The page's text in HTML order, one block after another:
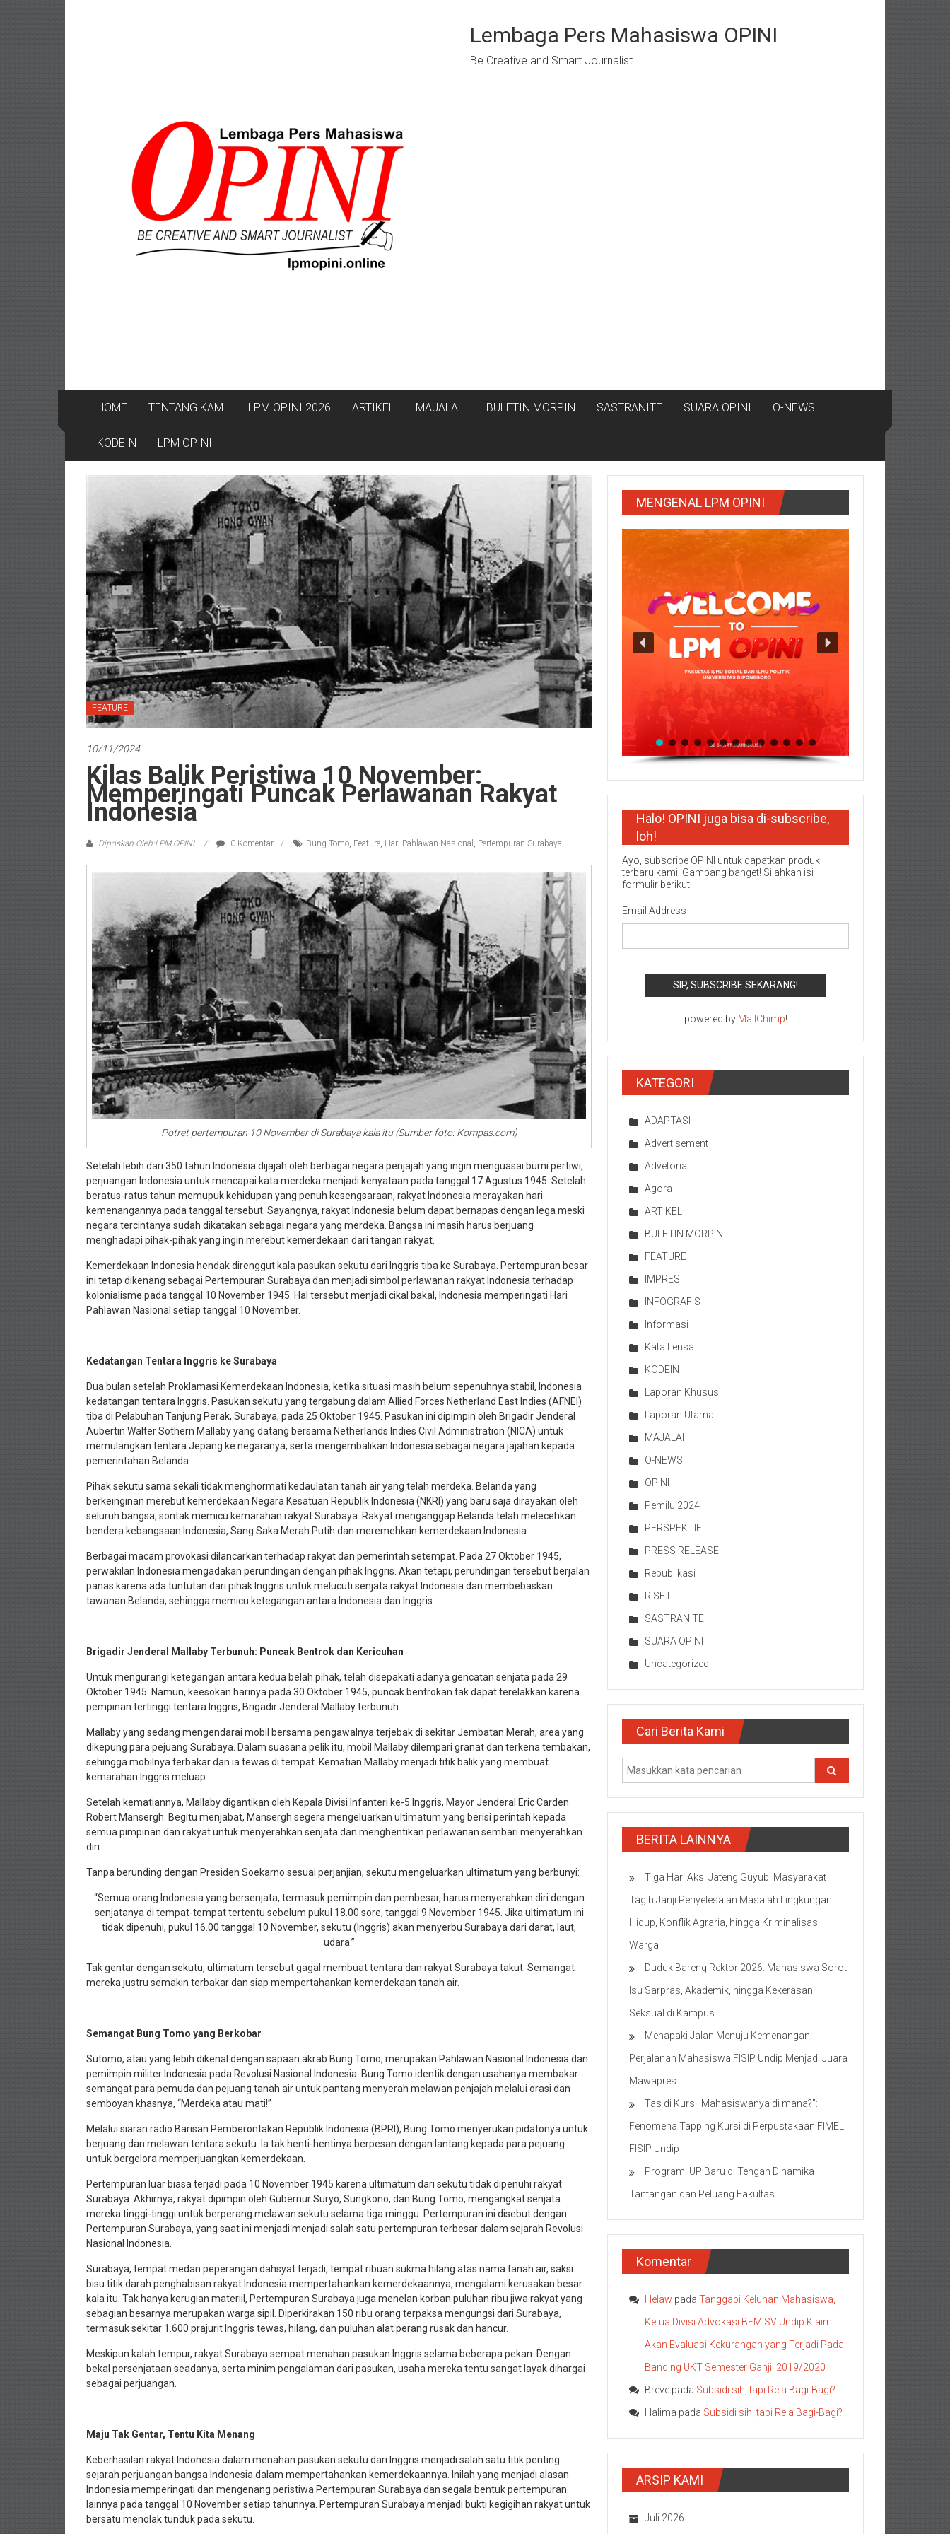
Lembaga Pers Mahasiswa OPINI
Be Creative and Smart Journalist
HOME TENTANG KAMI LPM OPINI 2026 ARTIKEL MAJALAH BULETIN MORPIN SASTRANITE SUARA OPINI O-NEWS
KODEIN LPM OPINI
FEATURE
10/11/2024
Kilas Balik Peristiwa 10 November:
Memperingati Puncak Perlawanan Rakyat
Indonesia
Diposkan Oleh:LPM OPINI 0 Komentar Bung Tomo, Feature, Hari Pahlawan Nasional , Pertempuran Surabaya
Potret pertempuran 10 November di Surabaya kala itu (Sumber foto: Kompas.com)
Setelah lebih dari 350 tahun Indonesia dijajah oleh berbagai negara penjajah yang ingin menguasai bumi pertiwi,
perjuangan Indonesia untuk mencapai kata merdeka menjadi kenyataan pada tanggal 17 Agustus 1945. Setelah
beratus-ratus tahun memupuk kehidupan yang penuh kesengsaraan, rakyat Indonesia merayakan hari
kemenangannya pada tanggal tersebut. Sayangnya, rakyat Indonesia belum dapat bernapas dengan lega meski
negara tercintanya sudah dikatakan sebagai negara yang merdeka. Bangsa ini masih harus berjuang
menghadapi pihak-pihak yang ingin merebut kemerdekaan dari tangan rakyat.
Kemerdekaan Indonesia hendak direnggut kala pasukan sekutu dari Inggris tiba ke Surabaya. Pertempuran besar
ini tetap dikenang sebagai Pertempuran Surabaya dan menjadi simbol perlawanan rakyat Indonesia terhadap
kolonialisme pada tanggal 10 November 1945. Hal tersebut menjadi cikal bakal, Indonesia memperingati Hari
Pahlawan Nasional setiap tanggal 10 November.
Kedatangan Tentara Inggris ke Surabaya
Dua bulan setelah Proklamasi Kemerdekaan Indonesia, ketika situasi masih belum sepenuhnya stabil, Indonesia
kedatangan tentara Inggris. Pasukan sekutu yang tergabung dalam Allied Forces Netherland East Indies (AFNEI)
tiba di Pelabuhan Tanjung Perak, Surabaya, pada 25 Oktober 1945. Pasukan ini dipimpin oleh Brigadir Jenderal
Aubertin Walter Sothern Mallaby yang datang bersama Netherlands Indies Civil Administration (NICA) untuk
memulangkan tentara Jepang ke negaranya, serta mengembalikan Indonesia sebagai negara jajahan kepada
pemerintahan Belanda.
Pihak sekutu sama sekali tidak menghormati kedaulatan tanah air yang telah merdeka. Belanda yang
berkeinginan merebut kemerdekaan Negara Kesatuan Republik Indonesia (NKRI) yang baru saja dirayakan oleh
seluruh bangsa, sontak memicu kemarahan rakyat Surabaya. Rakyat menganggap Belanda telah melecehkan
bendera kebangsaan Indonesia, Sang Saka Merah Putih dan meremehkan kemerdekaan Indonesia.
Berbagai macam provokasi dilancarkan terhadap rakyat dan pemerintah setempat. Pada 27 Oktober 1945,
perwakilan Indonesia mengadakan perundingan dengan pihak Inggris. Akan tetapi, perundingan tersebut berjalan
panas karena ada tuntutan dari pihak Inggris untuk melucuti senjata rakyat Indonesia dan membebaskan
tawanan Belanda, sehingga memicu ketegangan antara Indonesia dan Inggris.
Brigadir Jenderal Mallaby Terbunuh: Puncak Bentrok dan Kericuhan
Untuk mengurangi ketegangan antara kedua belah pihak, telah disepakati adanya gencatan senjata pada 29
Oktober 1945. Namun, keesokan harinya pada 30 Oktober 1945, puncak bentrokan tak dapat terelakkan karena
pempinan tertinggi tentara Inggris, Brigadir Jenderal Mallaby terbunuh.
Mallaby yang sedang mengendarai mobil bersama pengawalnya terjebak di sekitar Jembatan Merah, area yang
dikepung para pejuang Surabaya. Dalam suasana pelik itu, mobil Mallaby dilempari granat dan terkena tembakan,
sehingga mobilnya terbakar dan ia tewas di tempat. Kematian Mallaby menjadi titik balik yang membuat
kemarahan Inggris meluap.
Setelah kematiannya, Mallaby digantikan oleh Kepala Divisi Infanteri ke-5 Inggris, Mayor Jenderal Eric Carden
Robert Mansergh. Begitu menjabat, Mansergh segera mengeluarkan ultimatum yang berisi perintah kepada
semua pimpinan dan rakyat untuk menyerahkan senjata dan menghentikan perlawanan sembari menyerahkan
diri.
Tanpa berunding dengan Presiden Soekarno sesuai perjanjian, sekutu mengeluarkan ultimatum yang berbunyi:
“Semua orang Indonesia yang bersenjata, termasuk pemimpin dan pembesar, harus menyerahkan diri dengan
senjatanya di tempat-tempat tertentu sebelum pukul 18.00 sore, tanggal 9 November 1945. Jika ultimatum ini
tidak dipenuhi, pukul 16.00 tanggal 10 November, sekutu (Inggris) akan menyerbu Surabaya dari darat, laut,
udara.”
Tak gentar dengan sekutu, ultimatum tersebut gagal membuat tentara dan rakyat Surabaya takut. Semangat
mereka justru semakin terbakar dan siap mempertahankan kemerdekaan tanah air.
Semangat Bung Tomo yang Berkobar
Sutomo, atau yang lebih dikenal dengan sapaan akrab Bung Tomo, merupakan Pahlawan Nasional Indonesia dan
pemimpin militer Indonesia pada Revolusi Nasional Indonesia. Bung Tomo identik dengan usahanya membakar
semangat para pemuda dan pejuang tanah air untuk pantang menyerah melawan penjajah melalui orasi dan
semboyan khasnya, “Merdeka atau mati!”
Melalui siaran radio Barisan Pemberontakan Republik Indonesia (BPRI), Bung Tomo menyerukan pidatonya untuk
berjuang dan melawan tentara sekutu. Ia tak henti-hentinya berpesan dengan lantang kepada para pejuang
untuk bergelora memperjuangkan kemerdekaan.
Pertempuran luar biasa terjadi pada 10 November 1945 karena ultimatum dari sekutu tidak dipenuhi rakyat
Surabaya. Akhirnya, rakyat dipimpin oleh Gubernur Suryo, Sungkono, dan Bung Tomo, mengangkat senjata
mereka tinggi-tinggi untuk berperang melawan sekutu selama tiga minggu. Pertempuran ini disebut dengan
Pertempuran Surabaya, yang saat ini menjadi menjadi salah satu pertempuran terbesar dalam sejarah Revolusi
Nasional Indonesia.
Surabaya, tempat medan peperangan dahsyat terjadi, tempat ribuan sukma hilang atas nama tanah air, saksi
bisu titik darah penghabisan rakyat Indonesia mempertahankan kemerdekaannya, mengalami kerusakan besar
kala itu. Tak hanya kerugian materiil, Pertempuran Surabaya juga menelan korban puluhan ribu jiwa rakyat yang
sebagian besarnya merupakan warga sipil. Diperkirakan 150 ribu orang terpaksa mengungsi dari Surabaya,
termasuk sekitar 1.600 prajurit Inggris tewas, hilang, dan puluhan alat perang rusak dan hancur.
Meskipun kalah tempur, rakyat Surabaya sempat menahan pasukan Inggris selama beberapa pekan. Dengan
bekal persenjataan seadanya, serta minim pengalaman dari pasukan, usaha mereka tentu sangat layak dihargai
sebagai perjuangan.
Maju Tak Gentar, Tentu Kita Menang
Keberhasilan rakyat Indonesia dalam menahan pasukan sekutu dari Inggris menjadi salah satu titik penting
sejarah perjuangan bangsa Indonesia dalam mempertahankan kemerdekaannya. Inilah yang menjadi alasan
Indonesia memperingati dan mengenang peristiwa Pertempuran Surabaya dan segala bentuk pertempuran
lainnya pada tanggal 10 November setiap tahunnya. Pertempuran Surabaya menjadi bukti kegigihan rakyat untuk
bersatu menolak tunduk pada sekutu.
MENGENAL LPM OPINI
Halo! OPINI juga bisa di-subscribe,
loh!
Ayo, subscribe OPINI untuk dapatkan produk
terbaru kami. Gampang banget! Silahkan isi
formulir berikut:
Email Address
powered by MailChimp!
KATEGORI
ADAPTASI
Advertisement
Advetorial
Agora
ARTIKEL
BULETIN MORPIN
FEATURE
IMPRESI
INFOGRAFIS
Informasi
Kata Lensa
KODEIN
Laporan Khusus
Laporan Utama
MAJALAH
O-NEWS
OPINI
Pemilu 2024
PERSPEKTIF
PRESS RELEASE
Republikasi
RISET
SASTRANITE
SUARA OPINI
Uncategorized
Cari Berita Kami
BERITA LAINNYA
Tiga Hari Aksi Jateng Guyub: Masyarakat
Tagih Janji Penyelesaian Masalah Lingkungan
Hidup, Konflik Agraria, hingga Kriminalisasi
Warga
Duduk Bareng Rektor 2026: Mahasiswa Soroti
Isu Sarpras, Akademik, hingga Kekerasan
Seksual di Kampus
Menapaki Jalan Menuju Kemenangan:
Perjalanan Mahasiswa FISIP Undip Menjadi Juara
Mawapres
Tas di Kursi, Mahasiswanya di mana?”:
Fenomena Tapping Kursi di Perpustakaan FIMEL
FISIP Undip
Program IUP Baru di Tengah Dinamika
Tantangan dan Peluang Fakultas
Komentar
Helaw pada Tanggapi Keluhan Mahasiswa,
Ketua Divisi Advokasi BEM SV Undip Klaim
Akan Evaluasi Kekurangan yang Terjadi Pada
Banding UKT Semester Ganjil 2019/2020
Breve pada Subsidi sih, tapi Rela Bagi-Bagi?
Halima pada Subsidi sih, tapi Rela Bagi-Bagi?
ARSIP KAMI
Juli 2026